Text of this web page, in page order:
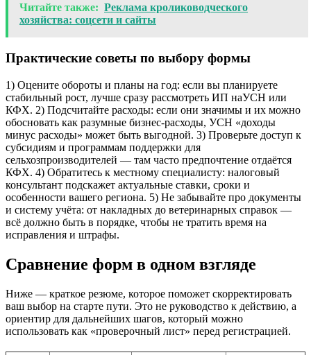
Читайте также: Реклама кролиководческого
хозяйства: соцсети и сайты
Практические советы по выбору формы
1) Оцените обороты и планы на год: если вы планируете
стабильный рост, лучше сразу рассмотреть ИП наУСН или
КФХ. 2) Подсчитайте расходы: если они значимы и их можно
обосновать как разумные бизнес-расходы, УСН «доходы
минус расходы» может быть выгодной. 3) Проверьте доступ к
субсидиям и программам поддержки для
сельхозпроизводителей — там часто предпочтение отдаётся
КФХ. 4) Обратитесь к местному специалисту: налоговый
консультант подскажет актуальные ставки, сроки и
особенности вашего региона. 5) Не забывайте про документы
и систему учёта: от накладных до ветеринарных справок —
всё должно быть в порядке, чтобы не тратить время на
исправления и штрафы.
Сравнение форм в одном взгляде
Ниже — краткое резюме, которое поможет скорректировать
ваш выбор на старте пути. Это не руководство к действию, а
ориентир для дальнейших шагов, который можно
использовать как «проверочный лист» перед регистрацией.